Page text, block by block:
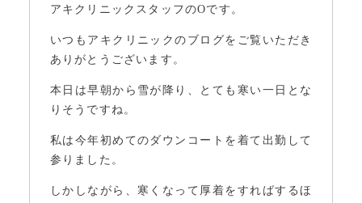
アキクリニックスタッフのOです。
いつもアキクリニックのブログをご覧いただき
ありがとうございます。
本日は早朝から雪が降り、とても寒い一日とな
りそうですね。
私は今年初めてのダウンコートを着て出勤して
参りました。
しかしながら、寒くなって厚着をすればするほ